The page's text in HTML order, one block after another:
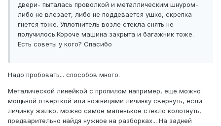
двери- пыталась проволкой и металлическим шнуром-
либо не влезает, либо не поддевается ушко, скрепка
гнется тоже. Уплотнитель возле стекла снять не
получилось.Короче машина закрыта и багажник тоже.
Есть советы у кого? Спасибо
Надо пробовать... способов много.
Металической линейкой с пропилом например, еще можно
мощьной отверткой или ножницами личинку свернуть, если
личинку жалко, можно самое маленькое стекло колотнуть,
предварительно найдя нужное на разборках... На задней